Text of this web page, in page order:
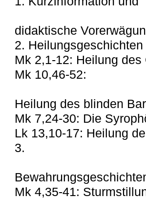
didaktische
2.
Mk 2,1-12: Heilung des
Mk 10,46-52:
Heilung des blinden
Mk 7,24-30: Die
Lk 13,10-17: Heilung
3.
Mk 4,35-41: